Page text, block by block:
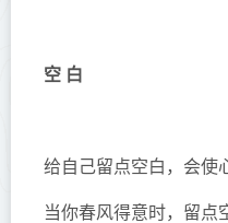
空 白
给自己留点空白，会使
当你春风得意时，留点